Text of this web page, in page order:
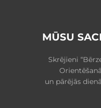
MŪSU
Skrējieni
un pārējās